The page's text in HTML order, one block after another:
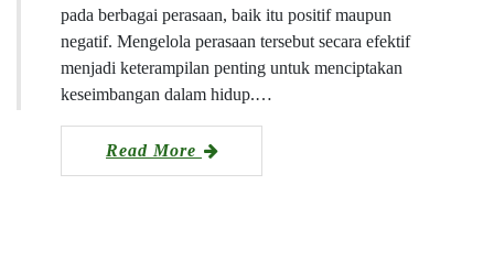
pada berbagai perasaan, baik itu positif maupun
negatif. Mengelola perasaan tersebut secara efektif
menjadi keterampilan penting untuk menciptakan
keseimbangan dalam hidup.…
Read More